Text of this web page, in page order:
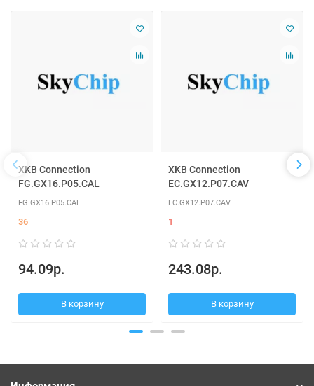
XKB Connection
FG.GX16.P05.CAL
FG.GX16.P05.CAL
36
94.09р.
В корзину
XKB Connection
EC.GX12.P07.CAV
EC.GX12.P07.CAV
1
243.08р.
В корзину